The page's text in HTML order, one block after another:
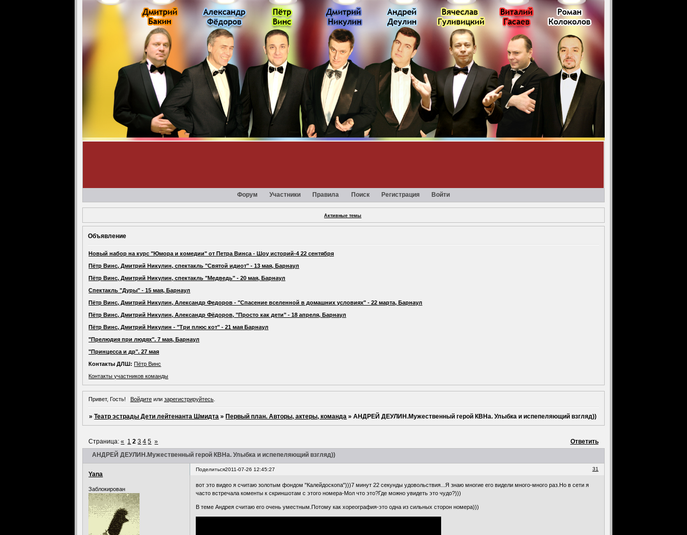
Форум Участники Правила Поиск Регистрация Войти
Активные темы
Объявление
Новый набор на курс "Юмора и комедии" от Петра Винса - Шоу историй-4 22 сентября
Пётр Винс, Дмитрий Никулин, спектакль "Святой идиот" - 13 мая, Барнаул
Пётр Винс, Дмитрий Никулин, спектакль "Медведь" - 20 мая, Барнаул
Спектакль "Дуры" - 15 мая, Барнаул
Пётр Винс, Дмитрий Никулин, Александр Федоров - "Спасение вселенной в домашних условиях" - 22 марта, Барнаул
Пётр Винс, Дмитрий Никулин, Александр Фёдоров, "Просто как дети" - 18 апреля, Барнаул
Пётр Винс, Дмитрий Никулин - "Три плюс кот" - 21 мая Барнаул
"Прелюдия при людях". 7 мая, Барнаул
"Принцесса и др". 27 мая
Контакты ДЛШ: Пётр Винс
Контакты участников команды
Привет, Гость! Войдитеили зарегистрируйтесь.
»Театр эстрады Дети лейтенанта Шмидта » Первый план. Авторы, актеры, команда »АНДРЕЙ ДЕУЛИН.Мужественный герой КВНа. Улыбка и испепеляющий взгляд))
АНДРЕЙ ДЕУЛИН.Мужественный герой КВНа. Улыбка и испепеляющий взгляд))
Страница:« 1 2 3 4 5 » Ответить
Поделиться 31
2011-07-26 12:45:27
Yana
Заблокирован
вот это видео я считаю золотым фондом "Калейдоскопа")))7 минут 22 секунды удовольствия...Я знаю многие его видели много-много раз.Но в сети я
часто встречала коменты к скриншотам с этого номера-Мол что это?Где можно увидеть это чудо?)))
В теме Андрея считаю его очень уместным.Потому как хореография-это одна из сильных сторон номера)))